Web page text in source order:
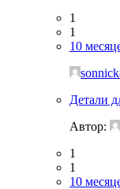
1
1
10
Детали
Автор:
1
1
10